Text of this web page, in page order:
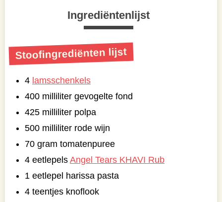
Ingrediëntenlijst
Stoofingrediënten lijst
4 lamsschenkels
400 milliliter gevogelte fond
425 milliliter polpa
500 milliliter rode wijn
70 gram tomatenpuree
4 eetlepels Angel Tears KHAVI Rub
1 eetlepel harissa pasta
4 teentjes knoflook